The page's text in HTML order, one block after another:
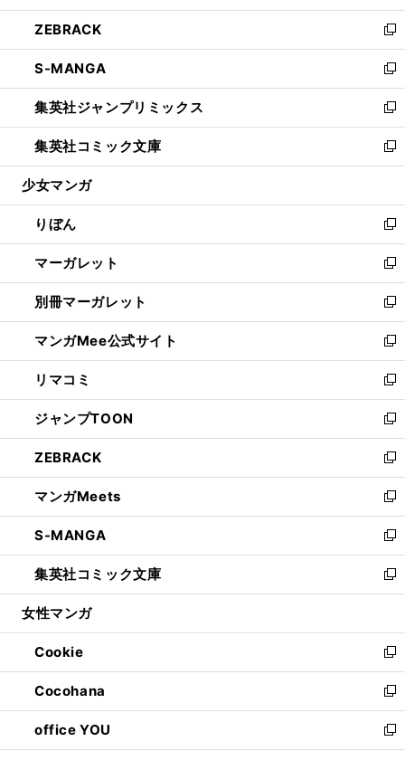
開
く
ウ
で
開
く
ン
ド
ウ
で
開
く
ウ
ィ
ン
ド
ウ
で
開
く
し
い
ウ
ィ
ン
ド
ウ
で
開
ZEBRACK
新
し
い
ウ
ィ
ン
ド
ウ
開
く
S-MANGA
新
し
い
ウ
ィ
ン
ウ
で
開
く
集英社ジャンプリミックス
新
し
い
ウ
ン
ド
ウ
で
開
く
集英社コミック文庫
新
し
ウ
ィ
ン
ド
ウ
で
開
く
少女マンガ
りぼん
新
し
い
ウ
ィ
ン
ド
ウ
で
開
く
マーガレット
新
し
い
ウ
ィ
ン
ド
ウ
で
開
く
別冊マーガレット
新
し
い
ウ
ィ
ン
ド
ウ
で
開
く
マンガMee公式サイト
新
し
い
ウ
ィ
ン
ド
ウ
で
開
く
リマコミ
新
し
い
ウ
ィ
ン
ド
ウ
で
開
く
ジャンプTOON
新
し
い
ウ
ィ
ン
ド
ウ
で
開
ZEBRACK
新
し
い
ウ
ィ
ン
ド
ウ
開
く
マンガMeets
新
し
い
ウ
ィ
ン
ウ
で
開
く
S-MANGA
新
し
い
ウ
ン
ド
ウ
で
開
く
集英社コミック文庫
新
し
ウ
ィ
ン
ド
ウ
で
開
女性マンガ
Cookie
新
し
い
ウ
ィ
ン
Cocohana
新
し
い
ウ
office YOU
新
し